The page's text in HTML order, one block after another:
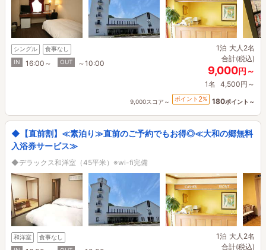
シングル
食事なし
IN
16:00～ OUT ～10:00
1泊 大人2名
合計(税込)
9,000円～
1名 4,500円～
9,000スコア～ ポイント 2% 180ポイント～
◆【直前割】≪素泊り≫直前のご予約でもお得◎≪大和の郷無料
入浴券サービス≫
◆デラックス和洋室（45平米）※wi-fi完備
和洋室
食事なし
1泊 大人2名
合計(税込)